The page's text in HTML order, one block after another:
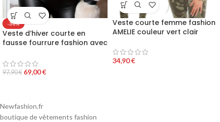
-30%
Veste d’hiver courte en
fausse fourrure fashion avec
97,90€ 69,00€
Veste courte femme fashion
AMELIE couleur vert clair
34,90€
Newfashion.fr
boutique de vêtements fashion